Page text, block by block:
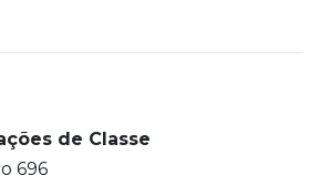
de Classe
696